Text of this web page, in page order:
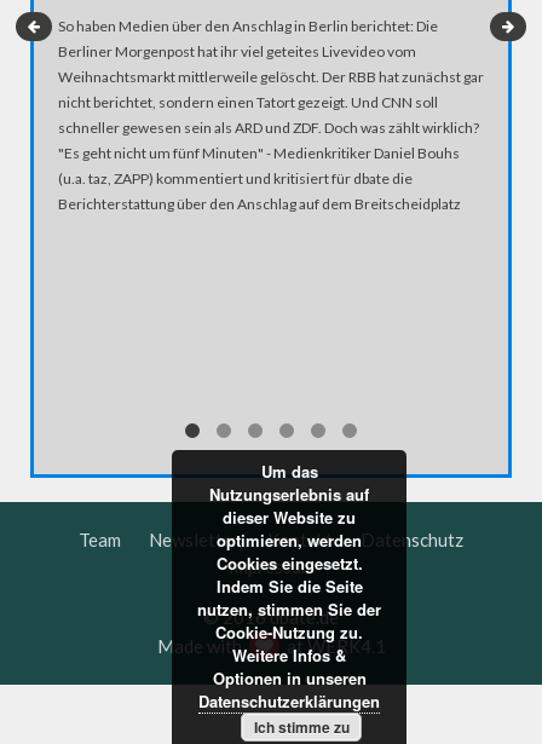
So haben Medien über den Anschlag in Berlin berichtet: Die
Berliner Morgenpost hat ihr viel geteites Livevideo vom
Weihnachtsmarkt mittlerweile gelöscht. Der RBB hat zunächst gar
nicht berichtet, sondern einen Tatort gezeigt. Und CNN soll
schneller gewesen sein als ARD und ZDF. Doch was zählt wirklich?
"Es geht nicht um fünf Minuten" - Medienkritiker Daniel Bouhs
(u.a. taz, ZAPP) kommentiert und kritisiert für dbate die
Berichterstattung über den Anschlag auf dem Breitscheidplatz
Team Newsletter Kontakt
Datenschutz
Impressum
© 2016 dbate.de
Made with
atWERK4.1
Um das
Nutzungserlebnis auf
dieser Website zu
optimieren, werden
Cookies eingesetzt.
Indem Sie die Seite
nutzen, stimmen Sie der
Cookie-Nutzung zu.
Weitere Infos &
Optionen in unseren
Datenschutzerklärungen
Ich stimme zu